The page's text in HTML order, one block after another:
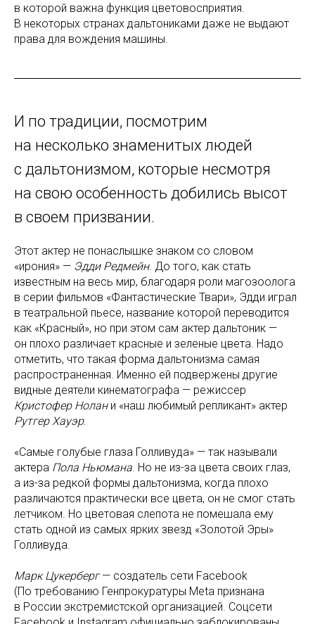
в которой важна функция цветовосприятия.
В некоторых странах дальтониками даже не выдают
права для вождения машины.
И по традиции, посмотрим
на несколько знаменитых людей
с дальтонизмом, которые несмотря
на свою особенность добились высот
в своем призвании.
Этот актер не понаслышке знаком со словом
«ирония» — Эдди Редмейн. До того, как стать
известным на весь мир, благодаря роли магозоолога
в серии фильмов «Фантастические Твари», Эдди играл
в театральной пьесе, название которой переводится
как «Красный», но при этом сам актер дальтоник —
он плохо различает красные и зеленые цвета. Надо
отметить, что такая форма дальтонизма самая
распространенная. Именно ей подвержены другие
видные деятели кинематографа — режиссер
Кристофер Нолани «наш любимый репликант» актер
Рутгер Хауэр.
«Самые голубые глаза Голливуда» — так называли
актера Пола Ньюмана. Но не из-за цвета своих глаз,
а из-за редкой формы дальтонизма, когда плохо
различаются практически все цвета, он не смог стать
летчиком. Но цветовая слепота не помешала ему
стать одной из самых ярких звезд «Золотой Эры»
Голливуда.
Марк Цукерберг— создатель сети Facebook
(По требованию Генпрокуратуры Meta признана
в России экстремистской организацией. Соцсети